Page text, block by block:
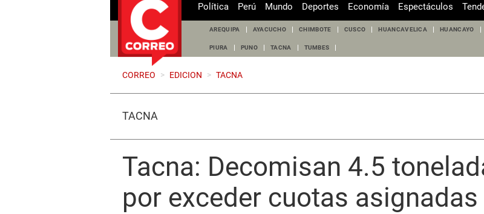
Política Perú Mundo Deportes Economía Espectáculos
AREQUIPA AYACUCHO CHIMBOTE CUSCO HUANCAVELICA HUANCAYO
PIURA PUNO TACNA TUMBES
CORREO > EDICION > TACNA
TACNA
Tacna: Decomisan 4.5
por exceder cuotas asignadas